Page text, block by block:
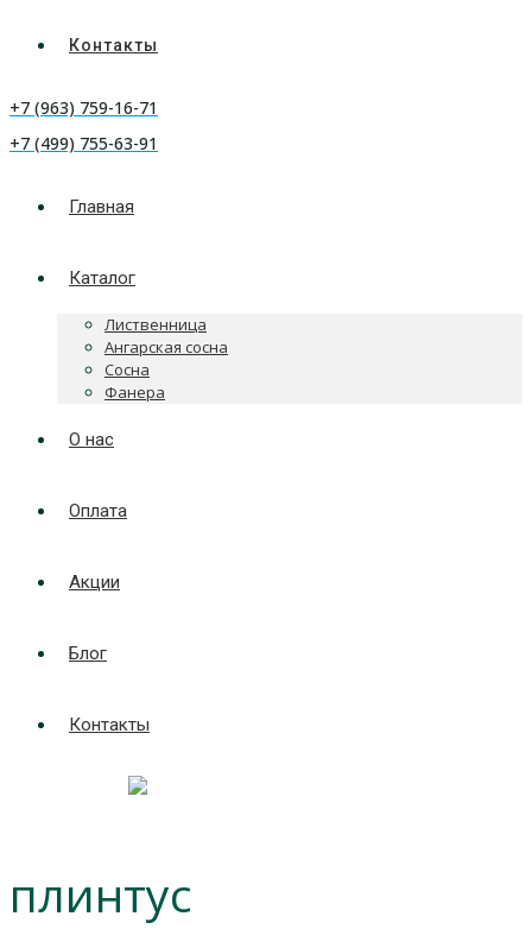
Контакты
+7 (963) 759-16-71
+7 (499) 755-63-91
Главная
Каталог
Лиственница
Ангарская сосна
Сосна
Фанера
О нас
Оплата
Акции
Блог
Контакты
плинтус